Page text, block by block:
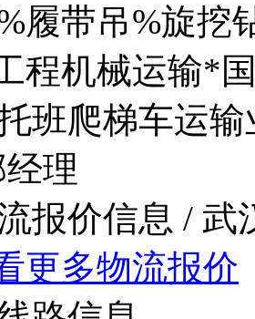
履带吊%旋挖
程机械运输*
班爬梯车运
理
报价信息 / 武
更多物流报价